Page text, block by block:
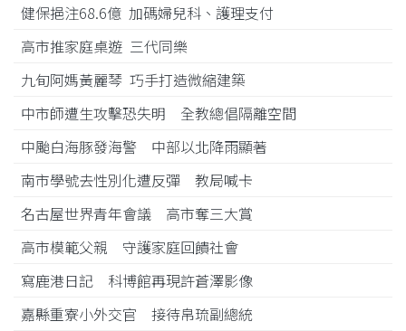
健保挹注68.6億 加碼婦兒科、護理支付
高市推家庭桌遊 三代同樂
九旬阿媽黃麗琴 巧手打造微縮建築
中市師遭生攻擊恐失明 全教總倡隔離空間
中颱白海豚發海警 中部以北降雨顯著
南市學號去性別化遭反彈 教局喊卡
名古屋世界青年會議 高市奪三大賞
高市模範父親 守護家庭回饋社會
寫鹿港日記 科博館再現許蒼澤影像
嘉縣重寮小外交官 接待帛琉副總統